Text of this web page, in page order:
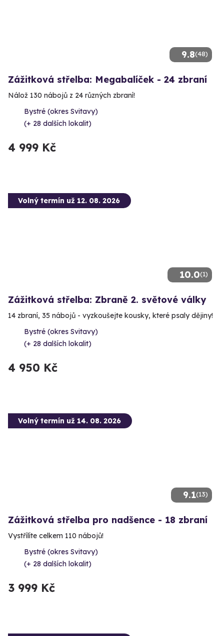
9.8(48)
Zážitková střelba: Megabalíček - 24 zbraní
Nálož 130 nábojů z 24 různých zbraní!
Bystré (okres Svitavy)
(+ 28 dalších lokalit)
4 999 Kč
10.0(1)
Volný termín už 12. 08. 2026
Zážitková střelba: Zbraně 2. světové války
14 zbraní, 35 nábojů - vyzkoušejte kousky, které psaly dějiny!
Bystré (okres Svitavy)
(+ 28 dalších lokalit)
4 950 Kč
9.1(13)
Volný termín už 14. 08. 2026
Zážitková střelba pro nadšence - 18 zbraní
Vystřílíte celkem 110 nábojů!
Bystré (okres Svitavy)
(+ 28 dalších lokalit)
3 999 Kč